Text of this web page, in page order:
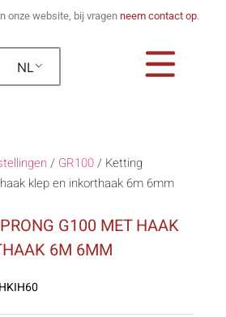
onze website, bij vragen neem contact op.
NL
/ GR100/ Ketting
klep en inkorthaak 6m 6mm
G100 MET HAAK
6M 6MM